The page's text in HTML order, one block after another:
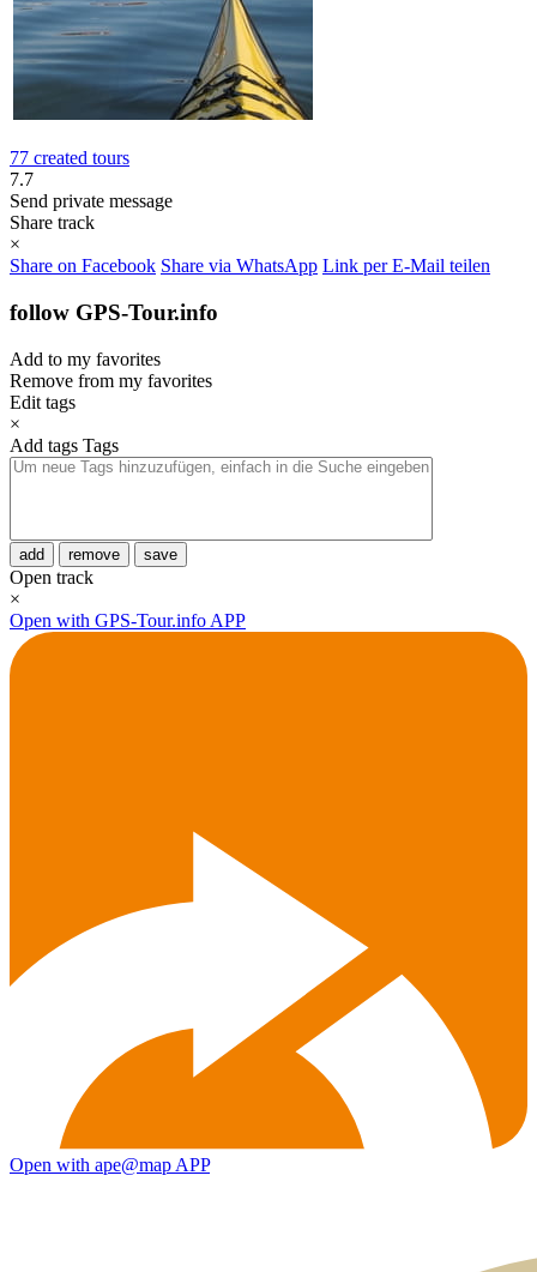
77 created tours
7.7
Send private message
Share track
×
Share on Facebook Share via WhatsApp Link per E-Mail teilen
follow GPS-Tour.info
Add to my favorites
Remove from my favorites
Edit tags
×
Add tags Tags
add remove save
Open track
×
Open with GPS-Tour.info APP
Open with ape@map APP